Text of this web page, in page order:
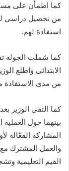
كما اطمأن على
من تحصيل دراسي
استفادة لهم.
كما شملت الجولة
الابتدائى واطلع
من مدى الاستفادة
كما التقى الوزير
بينهما حول
المشاركة الفعّالة
والعمل المشترك
القيم التعليمية